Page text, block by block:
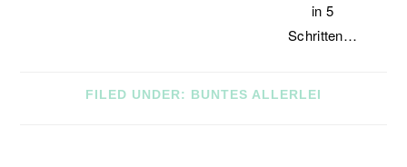
in 5
Schritten…
FILED UNDER: BUNTES ALLERLEI